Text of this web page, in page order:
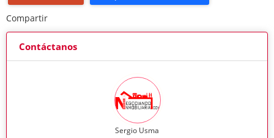
Compartir
Contáctanos
Sergio Usma